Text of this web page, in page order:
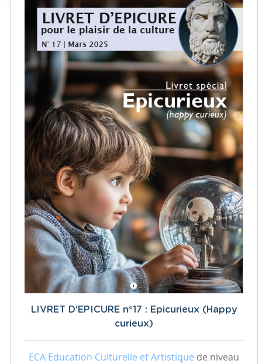
LIVRET D'EPICURE n°17 : Epicurieux (Happy
curieux)
ECA Education Culturelle et Artistique de niveau